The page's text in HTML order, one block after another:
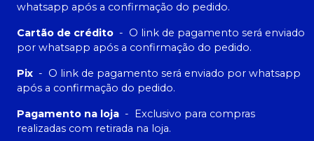
whatsapp após a confirmação do pedido.
Cartão de crédito - O link de pagamento será enviado
por whatsapp após a confirmação do pedido.
Pix - O link de pagamento será enviado por whatsapp
após a confirmação do pedido.
Pagamento na loja -
Exclusivo para compras
realizadas com retirada na loja.